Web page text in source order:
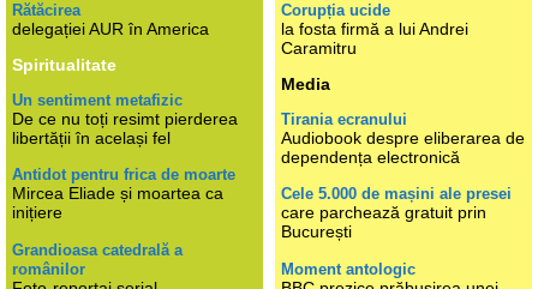
Rătăcirea
delegației AUR în America
Spiritualitate
Un sentiment metafizic
De ce nu toți resimt pierderea
libertății în același fel
Antidot pentru frica de moarte
Mircea Eliade și moartea ca
inițiere
Grandioasa catedrală a
românilor
Corupția ucide
la fosta firmă a lui Andrei
Caramitru
Media
Tirania ecranului
Audiobook despre eliberarea de
dependența electronică
Cele 5.000 de mașini ale presei
care parchează gratuit prin
București
Moment antologic